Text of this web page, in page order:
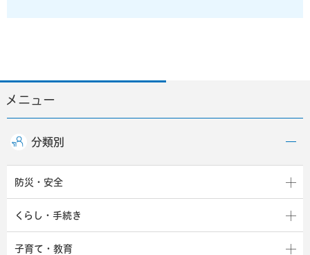
メニュー
分類別
防災・安全
くらし・手続き
子育て・教育